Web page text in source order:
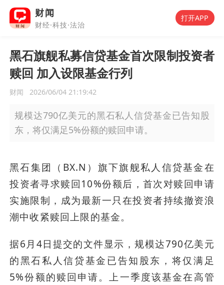
财闻
财经·科技·法治
打开APP
黑石旗舰私募信贷基金首次限制投资者
赎回 加入设限基金行列
财闻 2026/06/04 21:19:42
规模达790亿美元的黑石私人信贷基金已告知股
东，将仅满足5%份额的赎回申请。
黑石集团（BX.N）旗下旗舰私人信贷基金在
投资者寻求赎回10%份额后，首次对赎回申请
实施限制，成为最新一只在投资者持续撤资浪
潮中收紧赎回上限的基金。
据6月4日提交的文件显示，规模达790亿美元
的黑石私人信贷基金已告知股东，将仅满足
5%份额的赎回申请。上一季度该基金在高管